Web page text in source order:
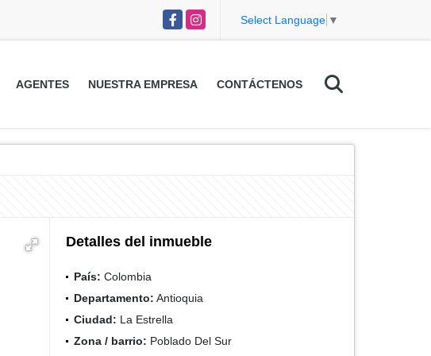
FacebookInstagram Select Language ▼
AGENTES NUESTRA EMPRESA CONTÁCTENOS
Detalles del inmueble
País: Colombia
Departamento: Antioquia
Ciudad: La Estrella
Zona / barrio: Poblado Del Sur